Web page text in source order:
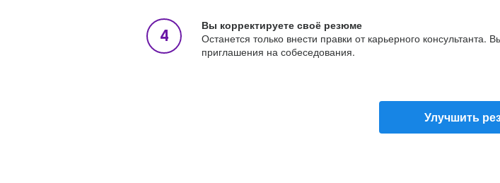
Вы корректируете своё резюме
Останется только внести правки от карьерного
приглашения на собеседования.
Улучшить